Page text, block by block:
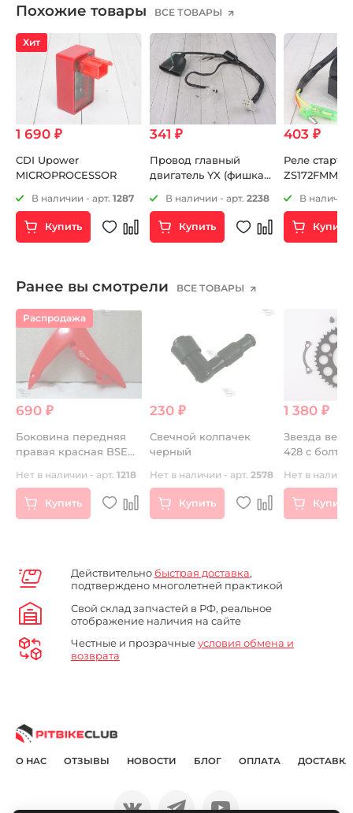
Похожие товары ВСЕ ТОВАРЫ
Хит
1 690 ₽
CDI Upower
MICROPROCESSOR
В наличии - арт. 1287
Купить
341 ₽
Провод главный
двигатель YX (фишка
двигатель)
В наличии - арт. 2238
Купить
403 ₽
Реле
ZS172FMM-
ZS172FMM-7
В наличии
Купить
Ранее вы смотрели ВСЕ ТОВАРЫ
Распродажа
690 ₽
Боковина передняя
правая красная BSE
Нет в наличии - арт. 1218
Купить
230 ₽
Свечной колпачек
черный
Нет в наличии - арт. 2578
Купить
1 380 ₽
Звезда
428 с
Нет в
Купить
Действительно быстрая доставка,
подтверждено многолетней практикой
Свой склад запчастей в РФ, реальное
отображение наличия на сайте
Честные и прозрачныеусловия обмена и
возврата
О НАС ОТЗЫВЫ НОВОСТИ БЛОГ ОПЛАТА ДОСТАВКА